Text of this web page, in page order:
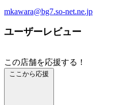
mkawara@bg7.so-net.ne.jp
ユーザーレビュー
この店舗を応援する！
ここから応援